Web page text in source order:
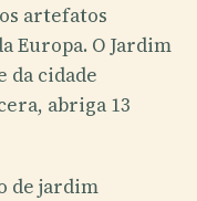
artefatos
Europa. O Jardim
da cidade
abriga 13
de jardim